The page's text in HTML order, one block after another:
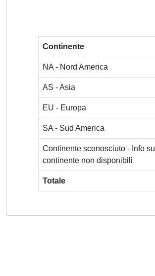
Continente
NA - Nord America
AS - Asia
EU - Europa
SA - Sud America
Continente sconosciuto - Info sul
continente non disponibili
Totale